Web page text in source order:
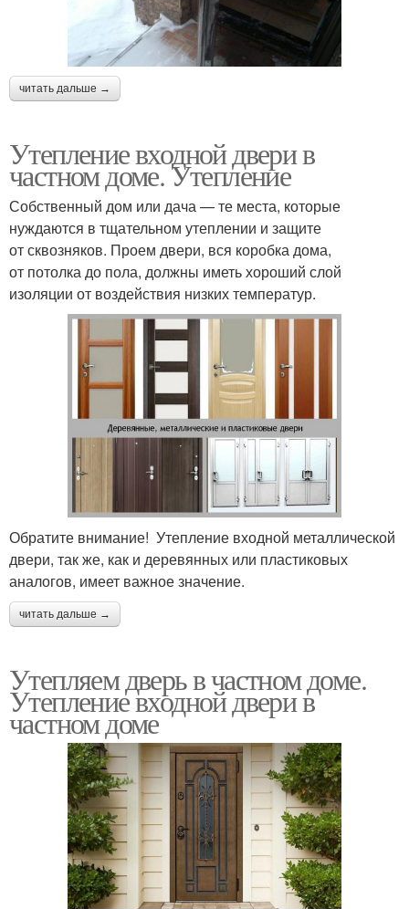
читать дальше →
Утепление входной двери в
частном доме. Утепление
Собственный дом или дача — те места, которые
нуждаются в тщательном утеплении и защите
от сквозняков. Проем двери, вся коробка дома,
от потолка до пола, должны иметь хороший слой
изоляции от воздействия низких температур.
Обратите внимание! Утепление входной металлической
двери, так же, как и деревянных или пластиковых
аналогов, имеет важное значение.
читать дальше →
Утепляем дверь в частном доме.
Утепление входной двери в
частном доме